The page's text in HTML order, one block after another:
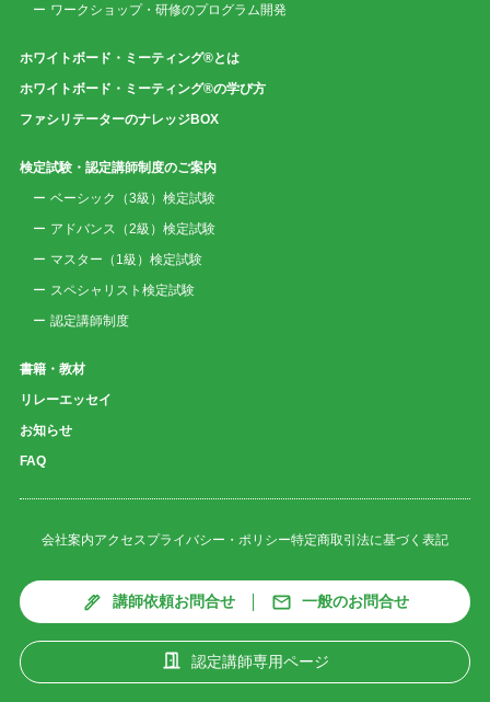
ワークショップ・研修のプログラム開発
ホワイトボード・ミーティング®とは
ホワイトボード・ミーティング®の学び方
ファシリテーターのナレッジBOX
検定試験・認定講師制度のご案内
ベーシック（3級）検定試験
アドバンス（2級）検定試験
マスター（1級）検定試験
スペシャリスト検定試験
認定講師制度
書籍・教材
リレーエッセイ
お知らせ
FAQ
会社案内アクセスプライバシー・ポリシー特定商取引法に基づく表記
講師依頼お問合せ 一般のお問合せ
認定講師専用ページ